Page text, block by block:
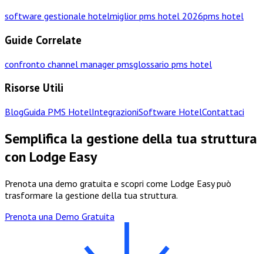
software gestionale hotelmiglior pms hotel 2026pms hotel
Guide Correlate
confronto channel manager pmsglossario pms hotel
Risorse Utili
BlogGuida PMS HotelIntegrazioniSoftware HotelContattaci
Semplifica la gestione della tua struttura
con Lodge Easy
Prenota una demo gratuita e scopri come Lodge Easy può
trasformare la gestione della tua struttura.
Prenota una Demo Gratuita